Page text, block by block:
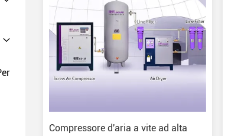
Compressore d'aria a vite ad alta